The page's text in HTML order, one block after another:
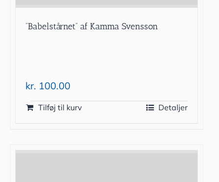
”Babelstårnet” af Kamma Svensson
kr. 100.00
Tilføj til kurv Detaljer